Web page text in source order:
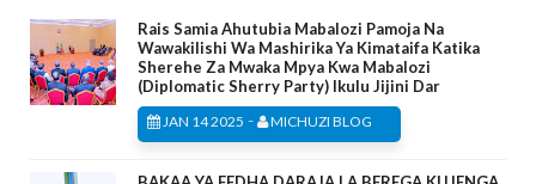
Rais Samia Ahutubia Mabalozi Pamoja Na
Wawakilishi Wa Mashirika Ya Kimataifa Katika
Sherehe Za Mwaka Mpya Kwa Mabalozi
(Diplomatic Sherry Party) Ikulu Jijini Dar
JAN 14 2025 - MICHUZI BLOG